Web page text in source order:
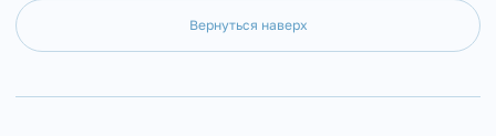
Вернуться наверх